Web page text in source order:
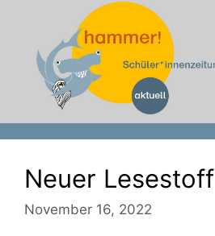
springen
Neuer Lesestoff
November 16, 2022